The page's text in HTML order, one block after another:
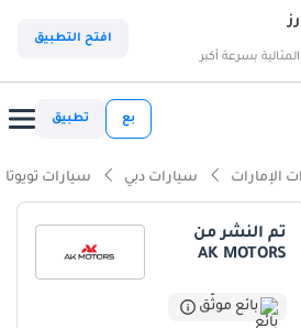
بسرعة أكبر
افتح التطبيق
بع تطبيق
الإمارات سيارات دبي سيارات تويوتا
تم النشر من
AK MOTORS
بائع موثّق